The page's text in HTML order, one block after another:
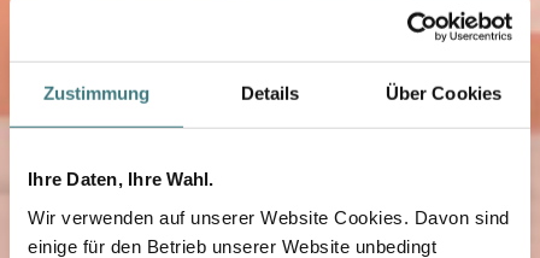
Zustimmung Details Über Cookies
Ihre Daten, Ihre Wahl.
Wir verwenden auf unserer Website Cookies. Davon sind
einige für den Betrieb unserer Website unbedingt